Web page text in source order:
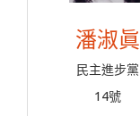
潘淑眞
民主進步黨
14號